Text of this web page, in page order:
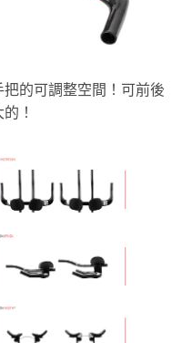
的可調整空間！可前後
！